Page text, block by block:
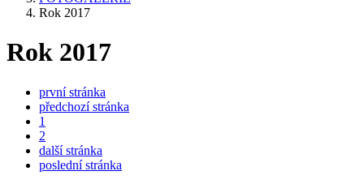
Rok 2017
Rok 2017
první stránka
předchozí stránka
1
2
další stránka
poslední stránka